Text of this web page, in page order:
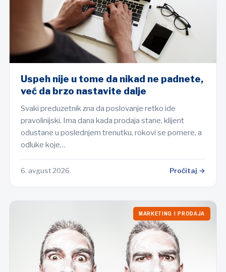
Uspeh nije u tome da nikad ne padnete,
već da brzo nastavite dalje
Svaki preduzetnik zna da poslovanje retko ide
pravolinijski. Ima dana kada prodaja stane, klijent
odustane u poslednjem trenutku, rokovi se pomere, a
odluke koje…
6. avgust 2026. Pročitaj →
MARKETING I PRODAJA